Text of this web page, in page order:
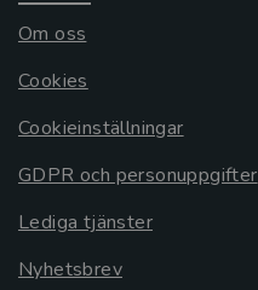
Om oss
Cookies
Cookieinställningar
GDPR och personuppgifter
Lediga tjänster
Nyhetsbrev